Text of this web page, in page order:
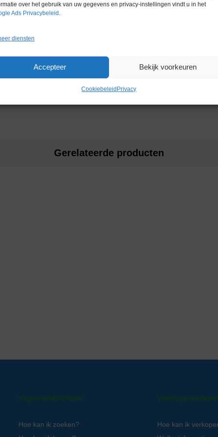
over het gebruik van uw gegevens en privacy-instellingen vindt u in het
Ads Privacybeleid .
diensten
Accepteer Bekijk voorkeuren
CookiebeleidPrivacy
tot 20-30 mbar
damp-/temperatuursonde
hebben wij ook beschikbaar)
enz.
Gerelateerde producten
Kopersinformatie
Hoe kan ik zoeken?
Hoe kan ik